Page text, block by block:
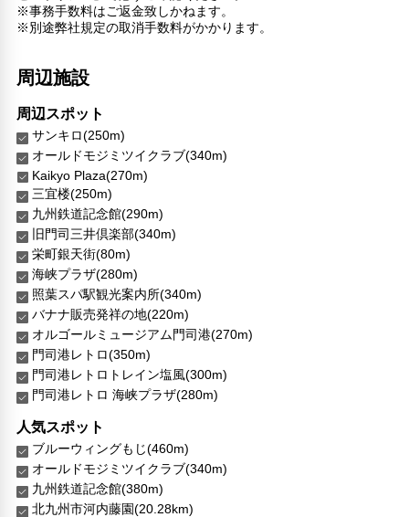
※事務手数料はご返金致しかねます。
※別途弊社規定の取消手数料がかかります。
周辺施設
周辺スポット
サンキロ(250m)
オールドモジミツイクラブ(340m)
Kaikyo Plaza(270m)
三宜楼(250m)
九州鉄道記念館(290m)
旧門司三井倶楽部(340m)
栄町銀天街(80m)
海峡プラザ(280m)
照葉スパ駅観光案内所(340m)
バナナ販売発祥の地(220m)
オルゴールミュージアム門司港(270m)
門司港レトロ(350m)
門司港レトロトレイン塩風(300m)
門司港レトロ 海峡プラザ(280m)
人気スポット
ブルーウィングもじ(460m)
オールドモジミツイクラブ(340m)
九州鉄道記念館(380m)
北九州市河内藤園(20.28km)